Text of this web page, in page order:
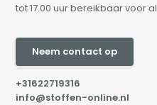
tot 17.00 uur bereikbaar voor
Neem contact op
+31622719316
info@stoffen-online.nl